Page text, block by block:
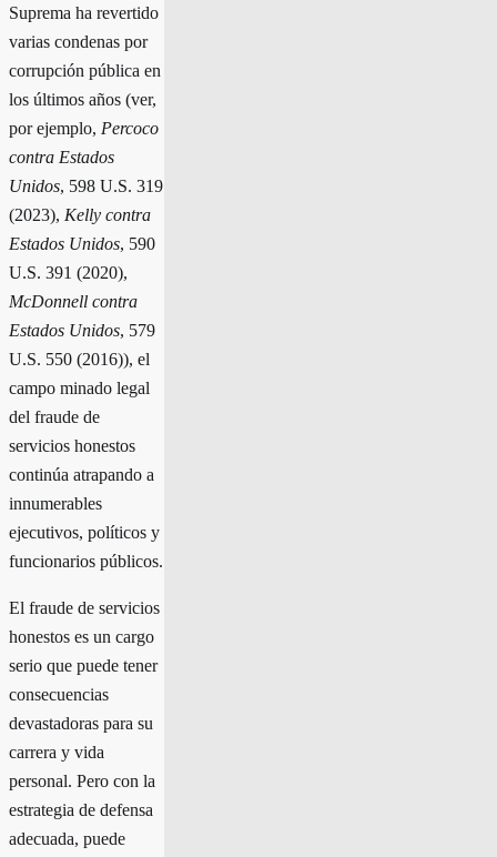
Suprema ha revertido
varias condenas por
corrupción pública en
los últimos años (ver,
por ejemplo, Percoco
contra Estados
Unidos, 598 U.S. 319
(2023), Kelly contra
Estados Unidos, 590
U.S. 391 (2020),
McDonnell contra
Estados Unidos, 579
U.S. 550 (2016)), el
campo minado legal
del fraude de
servicios honestos
continúa atrapando a
innumerables
ejecutivos, políticos y
funcionarios públicos.
El fraude de servicios
honestos es un cargo
serio que puede tener
consecuencias
devastadoras para su
carrera y vida
personal. Pero con la
estrategia de defensa
adecuada, puede